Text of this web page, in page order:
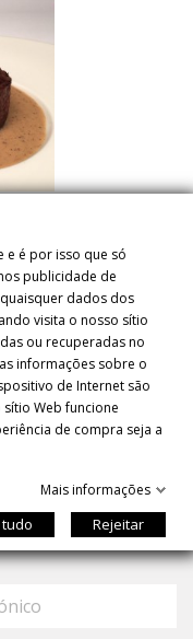
ÚLTIMAS
e é por isso que só
publicidade de
dados dos
visita o nosso sítio
ou recuperadas no
informações sobre o
de Internet são
Web funcione
de compra seja a
Mais informações
Rejeitar